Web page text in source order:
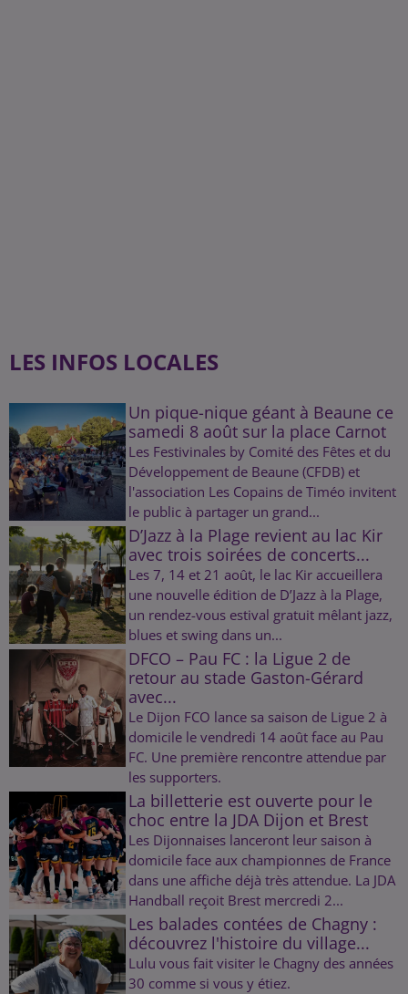
LES INFOS LOCALES
Un pique-nique géant à Beaune ce
samedi 8 août sur la place Carnot
Les Festivinales by Comité des Fêtes et du
Développement de Beaune (CFDB) et
l'association Les Copains de Timéo invitent
le public à partager un grand...
D’Jazz à la Plage revient au lac Kir
avec trois soirées de concerts...
Les 7, 14 et 21 août, le lac Kir accueillera
une nouvelle édition de D’Jazz à la Plage,
un rendez-vous estival gratuit mêlant jazz,
blues et swing dans un...
DFCO – Pau FC : la Ligue 2 de
retour au stade Gaston-Gérard
avec...
Le Dijon FCO lance sa saison de Ligue 2 à
domicile le vendredi 14 août face au Pau
FC. Une première rencontre attendue par
les supporters.
La billetterie est ouverte pour le
choc entre la JDA Dijon et Brest
Les Dijonnaises lanceront leur saison à
domicile face aux championnes de France
dans une affiche déjà très attendue. La JDA
Handball reçoit Brest mercredi 2...
Les balades contées de Chagny :
découvrez l'histoire du village...
Lulu vous fait visiter le Chagny des années
30 comme si vous y étiez.